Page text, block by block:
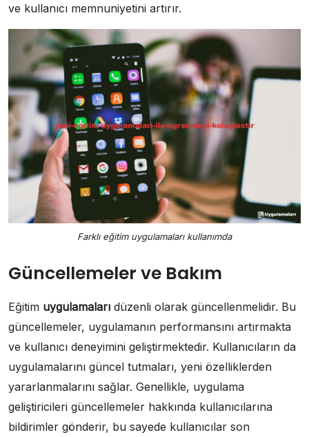
ve kullanıcı memnuniyetini artırır.
Farklı eğitim uygulamaları kullanımda
Güncellemeler ve Bakım
Eğitim uygulamaları düzenli olarak güncellenmelidir. Bu
güncellemeler, uygulamanın performansını artırmakta
ve kullanıcı deneyimini geliştirmektedir. Kullanıcıların da
uygulamalarını güncel tutmaları, yeni özelliklerden
yararlanmalarını sağlar. Genellikle, uygulama
geliştiricileri güncellemeler hakkında kullanıcılarına
bildirimler gönderir, bu sayede kullanıcılar son